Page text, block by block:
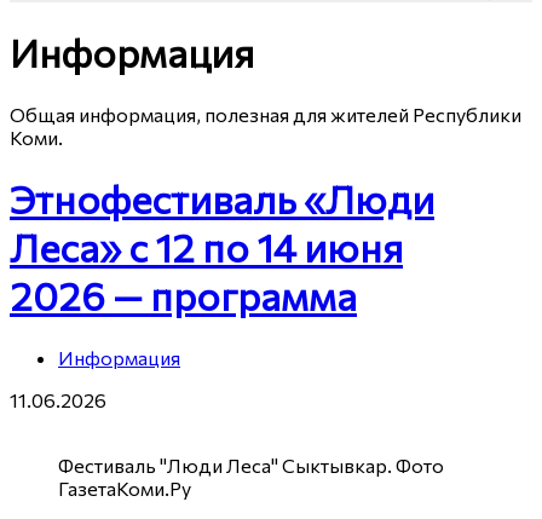
Информация
Общая информация, полезная для жителей Республики
Коми.
Этнофестиваль «Люди
Леса» с 12 по 14 июня
2026 — программа
Информация
11.06.2026
Фестиваль "Люди Леса" Сыктывкар. Фото
ГазетаКоми.Ру